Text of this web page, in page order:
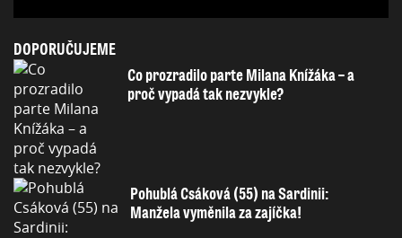
DOPORUČUJEME
Co prozradilo parte Milana Knížáka – a
proč vypadá tak nezvykle?
Pohublá Csáková (55) na Sardinii:
Manžela vyměnila za zajíčka!